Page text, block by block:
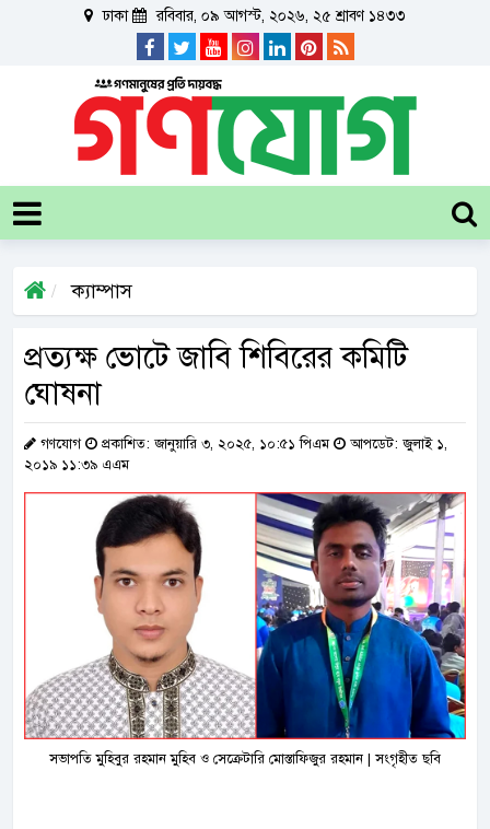
ঢাকা রবিবার, ০৯ আগস্ট, ২০২৬, ২৫ শ্রাবণ ১৪৩৩
ক্যাম্পাস
প্রত্যক্ষ ভোটে জাবি শিবিরের কমিটি
ঘোষনা
গণযোগ প্রকাশিত: জানুয়ারি ৩, ২০২৫, ১০:৫১ পিএম
আপডেট: জুলাই ১,
২০১৯ ১১:৩৯ এএম
সভাপতি মুহিবুর রহমান মুহিব ও সেক্রেটারি মোস্তাফিজুর রহমান | সংগৃহীত ছবি